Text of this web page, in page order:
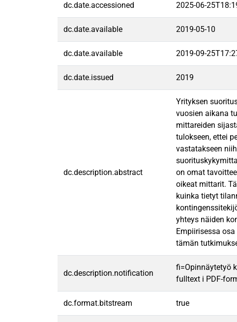
dc.date.accessioned 2025-06-
dc.date.available 2019-05-10
dc.date.available 2019-09-
dc.date.issued 2019
dc.description.abstract
Yrityksen
vuosien aikana
mittareiden
tulokseen, ettei
vastatakseen
on omat
oikeat mittarit.
kuinka tietyt
yhteys näiden
Empiirisessa
tämän
dc.description.notification
fi=Opinnäytetyö
fulltext i PDF-
dc.format.bitstream true